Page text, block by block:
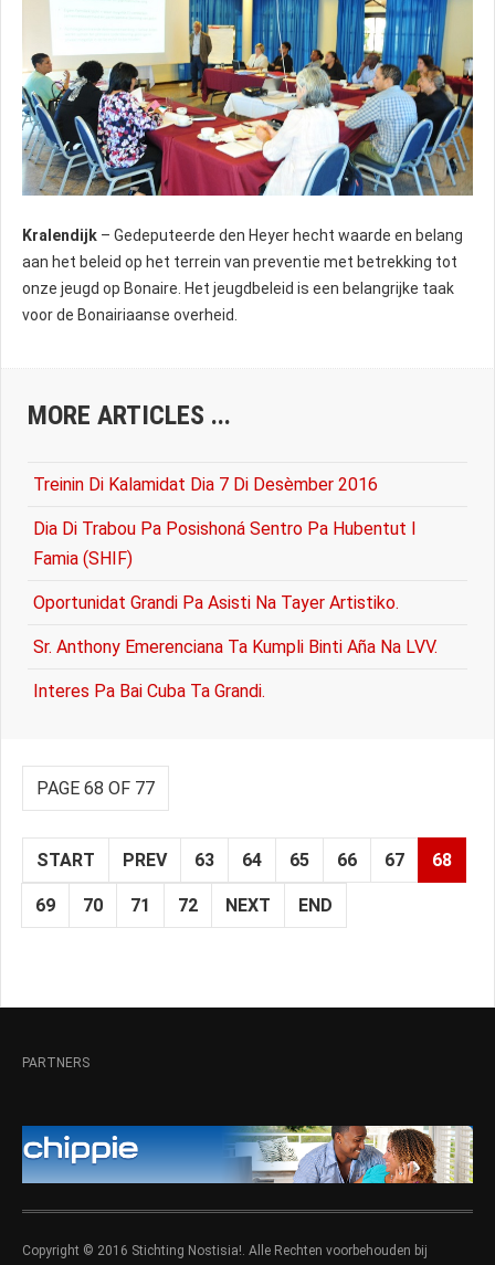
Kralendijk – Gedeputeerde den Heyer hecht waarde en belang
aan het beleid op het terrein van preventie met betrekking tot
onze jeugd op Bonaire. Het jeugdbeleid is een belangrijke taak
voor de Bonairiaanse overheid.
MORE ARTICLES ...
Treinin Di Kalamidat Dia 7 Di Desèmber 2016
Dia Di Trabou Pa Posishoná Sentro Pa Hubentut I
Famia (SHIF)
Oportunidat Grandi Pa Asisti Na Tayer Artistiko.
Sr. Anthony Emerenciana Ta Kumpli Binti Aña Na LVV.
Interes Pa Bai Cuba Ta Grandi.
PAGE 68 OF 77
START PREV 63 64 65 66 67 68
69 70 71 72 NEXT END
PARTNERS
Copyright © 2016 Stichting Nostisia!. Alle Rechten voorbehouden bij